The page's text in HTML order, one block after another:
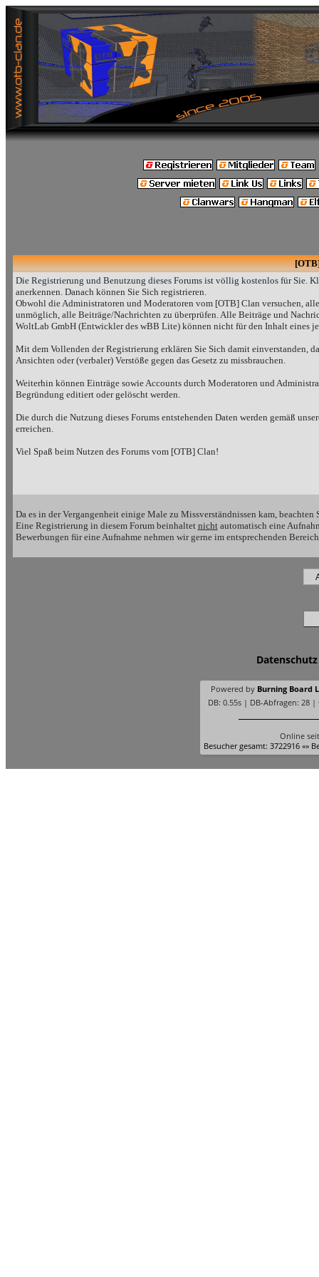
Die Registrierung und Benutzung dieses Forums ist völlig kostenlos für Sie.
anerkennen. Danach können Sie Sich registrieren.
Obwohl die Administratoren und Moderatoren vom [OTB] Clan versuchen,
unmöglich, alle Beiträge/Nachrichten zu überprüfen. Alle Beiträge und
WoltLab GmbH (Entwickler des wBB Lite) können nicht für den Inhalt eines
Mit dem Vollenden der Registrierung erklären Sie Sich damit einverstanden,
Ansichten oder (verbaler) Verstöße gegen das Gesetz zu missbrauchen.
Weiterhin können Einträge sowie Accounts durch Moderatoren und
Begründung editiert oder gelöscht werden.
Die durch die Nutzung dieses Forums entstehenden Daten werden gemäß
erreichen.
Viel Spaß beim Nutzen des Forums vom [OTB] Clan!
Da es in der Vergangenheit einige Male zu Missverständnissen kam,
Eine Registrierung in diesem Forum beinhaltet nichtautomatisch eine
Bewerbungen für eine Aufnahme nehmen wir gerne im entsprechenden
Datenschutz
Powered by Burning Board
DB: 0.55s | DB-Abfragen: 28 |
Online
Besucher gesamt: 3722916 «»